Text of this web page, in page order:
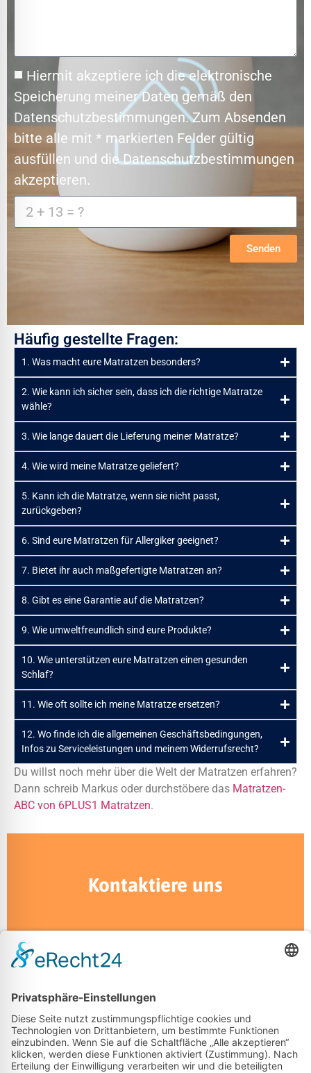
Hiermit akzeptiere ich die elektronische
Speicherung meiner Daten gemäß den
Datenschutzbestimmungen. Zum Absenden
bitte alle mit * markierten Felder gültig
ausfüllen und die Datenschutzbestimmungen
akzeptieren.
Senden
Häufig gestellte Fragen:
1. Was macht eure Matratzen besonders?
2. Wie kann ich sicher sein, dass ich die richtige Matratze
wähle?
3. Wie lange dauert die Lieferung meiner Matratze?
4. Wie wird meine Matratze geliefert?
5. Kann ich die Matratze, wenn sie nicht passt,
zurückgeben?
6. Sind eure Matratzen für Allergiker geeignet?
7. Bietet ihr auch maßgefertigte Matratzen an?
8. Gibt es eine Garantie auf die Matratzen?
9. Wie umweltfreundlich sind eure Produkte?
10. Wie unterstützen eure Matratzen einen gesunden
Schlaf?
11. Wie oft sollte ich meine Matratze ersetzen?
12. Wo finde ich die allgemeinen Geschäftsbedingungen,
Infos zu Serviceleistungen und meinem Widerrufsrecht?
Du willst noch mehr über die Welt der Matratzen erfahren?
Dann schreib Markus oder durchstöbere das Matratzen-
ABC von 6PLUS1 Matratzen.
Kontaktiere uns
+49 172 277 1105
markus.schmidt@smartsleepdus.de
Besuche uns